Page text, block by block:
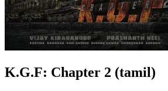
K.G.F: Chapter 2 (tamil)